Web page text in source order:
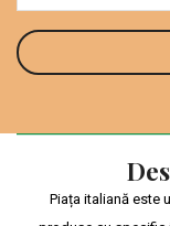
Piața italiană este